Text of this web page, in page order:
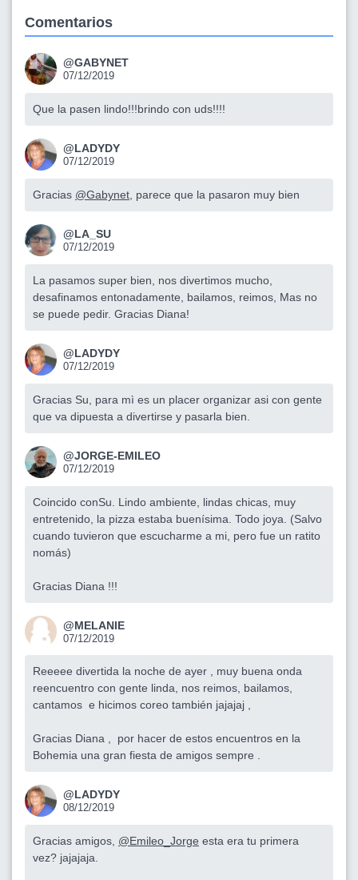
Comentarios
@GABYNET
07/12/2019
Que la pasen lindo!!!brindo con uds!!!!
@LADYDY
07/12/2019
Gracias @Gabynet , parece que la pasaron muy bien
@LA_SU
07/12/2019
La pasamos super bien, nos divertimos mucho,
desafinamos entonadamente, bailamos, reimos, Mas no
se puede pedir. Gracias Diana!
@LADYDY
07/12/2019
Gracias Su, para mì es un placer organizar asi con gente
que va dipuesta a divertirse y pasarla bien.
@JORGE-EMILEO
07/12/2019
Coincido conSu. Lindo ambiente, lindas chicas, muy
entretenido, la pizza estaba buenísima. Todo joya. (Salvo
cuando tuvieron que escucharme a mi, pero fue un ratito
nomás)
Gracias Diana !!!
@MELANIE
07/12/2019
Reeeee divertida la noche de ayer , muy buena onda
reencuentro con gente linda, nos reimos, bailamos,
cantamos e hicimos coreo también jajajaj ,
Gracias Diana , por hacer de estos encuentros en la
Bohemia una gran fiesta de amigos sempre .
@LADYDY
08/12/2019
Gracias amigos, @Emileo_Jorge esta era tu primera
vez? jajajaja.